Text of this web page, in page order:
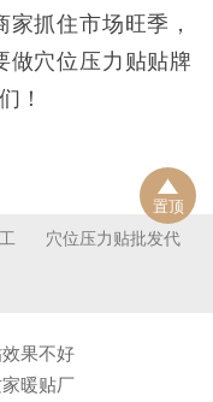
抓住市场旺季，
做穴位压力贴贴牌
！
穴位压力贴批发代
果不好
暖贴厂
置顶